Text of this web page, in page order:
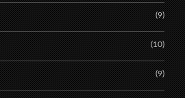
(9)
(10)
(9)